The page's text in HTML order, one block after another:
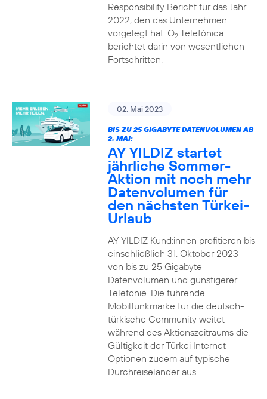
Responsibility Bericht für das Jahr
2022, den das Unternehmen
vorgelegt hat. O2Telefónica
berichtet darin von wesentlichen
Fortschritten.
02. Mai 2023
BIS ZU 25 GIGABYTE DATENVOLUMEN AB
2. MAI:
AY YILDIZ startet
jährliche Sommer-
Aktion mit noch mehr
Datenvolumen für
den nächsten Türkei-
Urlaub
AY YILDIZ Kund:innen profitieren bis
einschließlich 31. Oktober 2023
von bis zu 25 Gigabyte
Datenvolumen und günstigerer
Telefonie. Die führende
Mobilfunkmarke für die deutsch-
türkische Community weitet
während des Aktionszeitraums die
Gültigkeit der Türkei Internet-
Optionen zudem auf typische
Durchreiseländer aus.